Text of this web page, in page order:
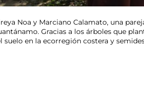
Noa y Marciano Calamato, una
Gracias a los árboles que
suelo en la ecorregión costera y